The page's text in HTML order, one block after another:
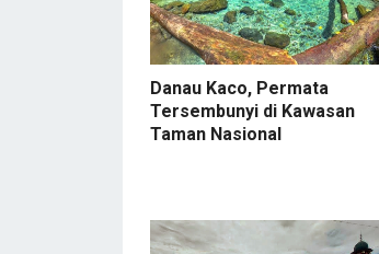
Danau Kaco, Permata
Tersembunyi di Kawasan
Taman Nasional